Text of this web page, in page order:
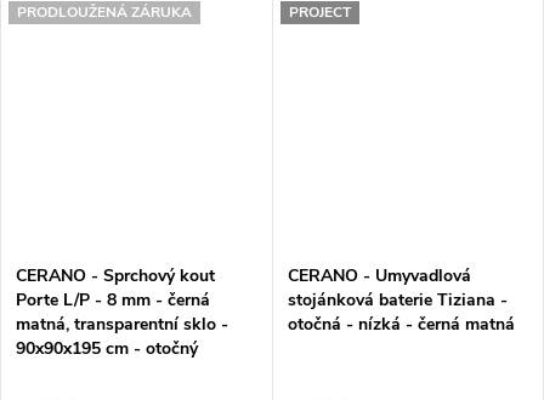
PRODLOUŽENÁ ZÁRUKA
CERANO - Sprchový kout
Porte L/P - 8 mm - černá
matná, transparentní sklo -
90x90x195 cm - otočný
PROJECT
CERANO - Umyvadlová
stojánková baterie Tiziana -
otočná - nízká - černá matná